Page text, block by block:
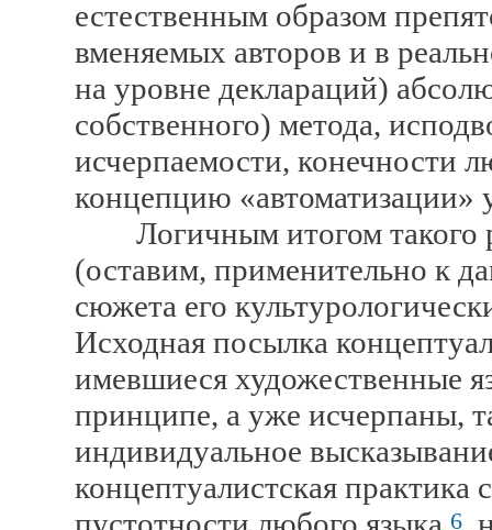
естественным образом
вменяемых авторов и в
на уровне деклараций)
собственного) метода,
исчерпаемости, конечности
концепцию «автоматизации»
Логичным итогом такого
(оставим, применительно к
сюжета его
Исходная посылка
имевшиеся художественные
принципе, а уже исчерпаны,
индивидуальное
концептуалистская практика
6